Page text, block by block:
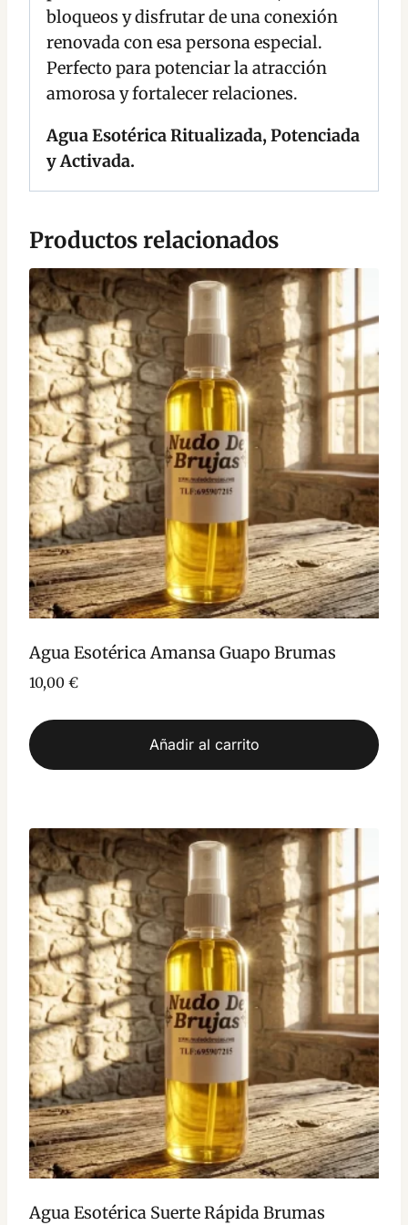
bloqueos y disfrutar de una conexión
renovada con esa persona especial.
Perfecto para potenciar la atracción
amorosa y fortalecer relaciones.
Agua Esotérica Ritualizada, Potenciada
y Activada.
Productos relacionados
Agua Esotérica Amansa Guapo Brumas
10,00 €
Añadir al carrito
Agua Esotérica Suerte Rápida Brumas